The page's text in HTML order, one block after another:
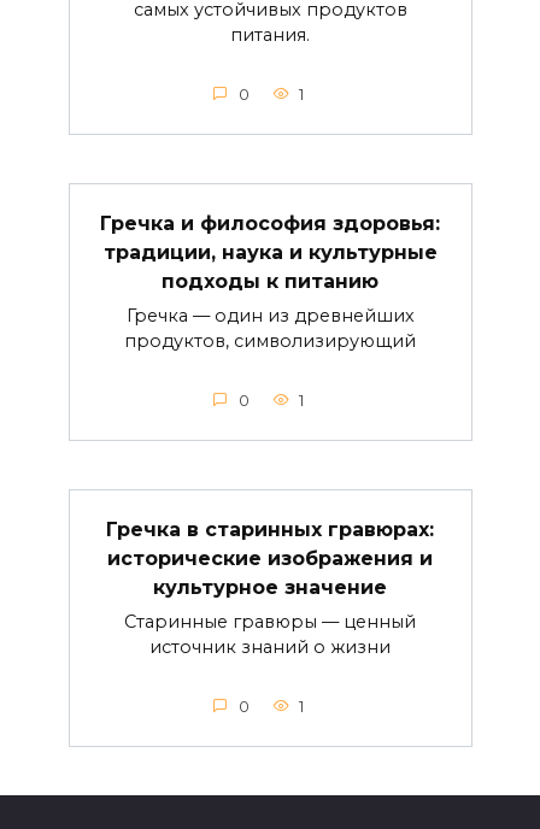
самых устойчивых продуктов
питания.
0 1
Гречка и философия здоровья:
традиции, наука и культурные
подходы к питанию
Гречка — один из древнейших
продуктов, символизирующий
0 1
Гречка в старинных гравюрах:
исторические изображения и
культурное значение
Старинные гравюры — ценный
источник знаний о жизни
0 1